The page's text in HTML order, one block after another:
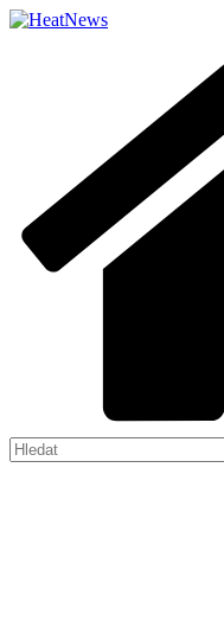
Přeskočit